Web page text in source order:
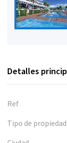
Detalles
Ref
Tipo de propiedad